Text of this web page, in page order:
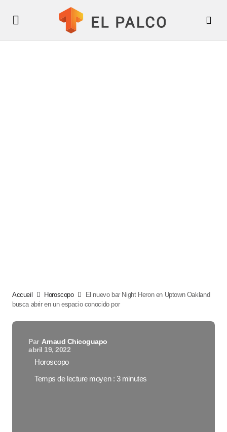
Accueil Horoscopo
El nuevo bar Night Heron en Uptown Oakland
busca abrir en un espacio conocido por
Par Arnaud Chicoguapo
abril 19, 2022
Horoscopo
Temps de lecture moyen : 3 minutes